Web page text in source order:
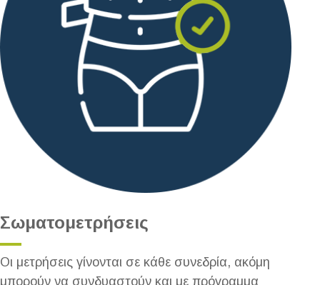
Σωματομετρήσεις
Οι μετρήσεις γίνονται σε κάθε συνεδρία, ακόμη
μπορούν να συνδυαστούν και με πρόγραμμα